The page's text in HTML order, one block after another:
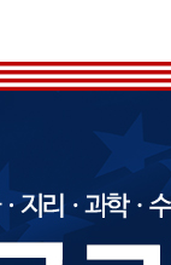
Governments
Government